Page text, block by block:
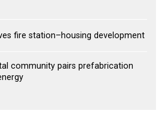
fire station–housing development
community pairs prefabrication